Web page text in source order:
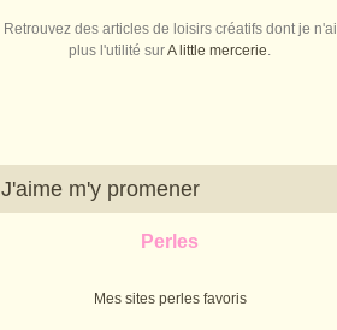
Retrouvez des articles de loisirs créatifs dont je n'ai
plus l'utilité surA little mercerie.
J'aime m'y promener
Perles
Mes sites perles favoris